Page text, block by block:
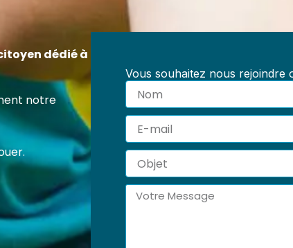
dédié à
notre
Vous souhaitez nous rejoindre
Nom
E-
mail
Objet
Message
exercer un rôle clé dans la prévention des
de toute structure accueillant des mineurs :
collectivités, structures médico-sociales,
RS7202 vous permet d’acquérir
concrètes et reconnues pour agir efficacement
de l’enfance.
PAR MON
?
JE FINANCE MA
FORMATION MOI-
MÊME